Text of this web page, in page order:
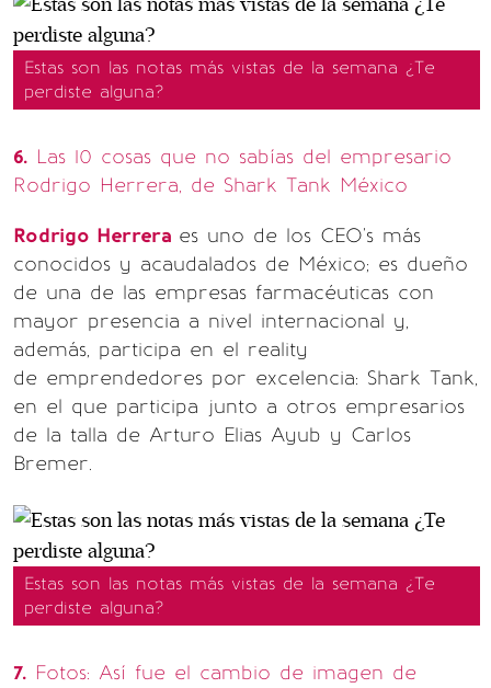
Estas son las notas más vistas de la semana ¿Te
perdiste alguna?
6. Las 10 cosas que no sabías del empresario
Rodrigo Herrera, de Shark Tank México
Rodrigo Herrera es uno de los CEO's más
conocidos y acaudalados de México; es dueño
de una de las empresas farmacéuticas con
mayor presencia a nivel internacional y,
además, participa en el reality
de emprendedores por excelencia: Shark Tank,
en el que participa junto a otros empresarios
de la talla de Arturo Elias Ayub y Carlos
Bremer.
Estas son las notas más vistas de la semana ¿Te
perdiste alguna?
7. Fotos: Así fue el cambio de imagen de